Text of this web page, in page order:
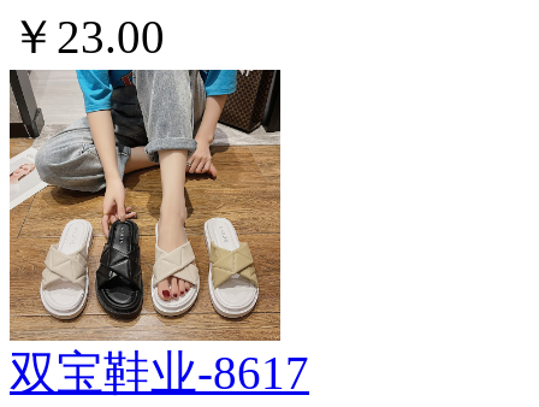
￥23.00
双宝鞋业-8617